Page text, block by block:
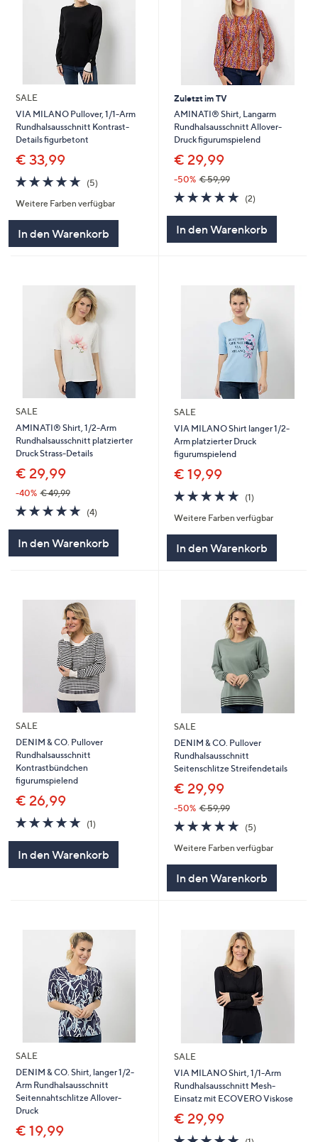
SALE
VIA MILANO Pullover, 1/1-Arm
Rundhalsausschnitt Kontrast-
Details figurbetont
€ 33,99
5.0
von
5
(5)
Weitere Farben verfügbar
In den Warenkorb
Zuletzt im TV
AMINATI® Shirt, Langarm
Rundhalsausschnitt Allover-
Druck figurumspielend
€ 29,99
-50% € 59,99
5.0
von
5
(2)
In den Warenkorb
SALE
AMINATI® Shirt, 1/2-Arm
Rundhalsausschnitt platzierter
Druck Strass-Details
€ 29,99
-40% € 49,99
5.0
von
(4)
In den Warenkorb
SALE
VIA MILANO Shirt langer 1/2-
Arm platzierter Druck
figurumspielend
€ 19,99
5.0
von
5
(1)
Weitere Farben verfügbar
In den Warenkorb
SALE
DENIM & CO. Pullover
Rundhalsausschnitt
Kontrastbündchen
figurumspielend
€ 26,99
5.0
von
(1)
In den Warenkorb
SALE
DENIM & CO. Pullover
Rundhalsausschnitt
Seitenschlitze Streifendetails
€ 29,99
-50% € 59,99
5.0
von
5
(5)
Weitere Farben verfügbar
In den Warenkorb
SALE
DENIM & CO. Shirt, langer 1/2-
Arm Rundhalsausschnitt
Seitennahtschlitze Allover-
Druck
€ 19,99
SALE
VIA MILANO Shirt, 1/1-Arm
Rundhalsausschnitt Mesh-
Einsatz mit ECOVERO Viskose
€ 29,99
5.0